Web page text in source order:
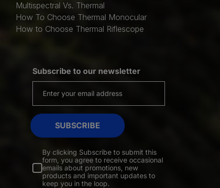
Multispectral Vs. Thermal
How To Choose Thermal Monocular
How to Choose Thermal Riflescope
Subscribe to our newsletter
SUBSCRIBE
By clicking Subscribe to submit this
form, you agree to receive occasional
emails about promotions, new
products and important updates to
keep you in the loop.